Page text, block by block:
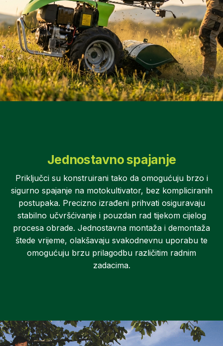
Jednostavno spajanje
Priključci su konstruirani tako da omogućuju brzo i
sigurno spajanje na motokultivator, bez kompliciranih
postupaka. Precizno izrađeni prihvati osiguravaju
stabilno učvršćivanje i pouzdan rad tijekom cijelog
procesa obrade. Jednostavna montaža i demontaža
štede vrijeme, olakšavaju svakodnevnu uporabu te
omogućuju brzu prilagodbu različitim radnim
zadacima.